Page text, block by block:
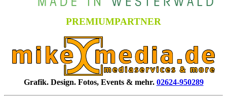
PREMIUMPARTNER
Grafik. Design. Fotos, Events & mehr. 02624-950289